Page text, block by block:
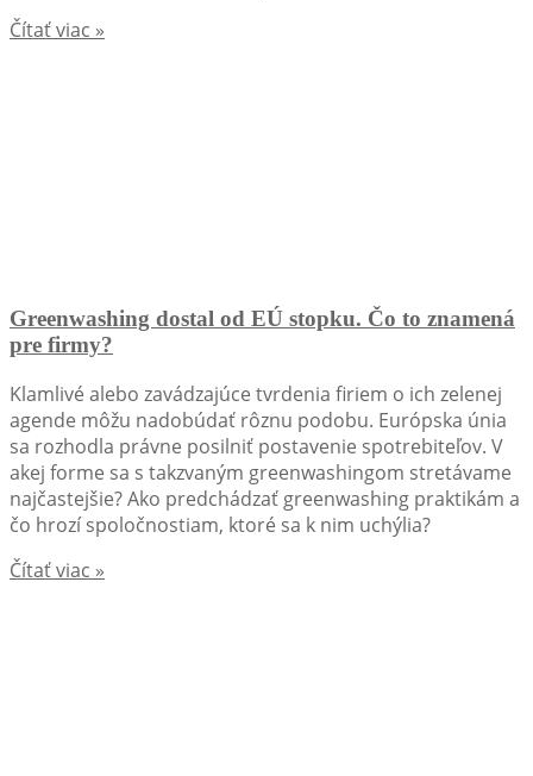
Čítať viac »
Greenwashing dostal od EÚ stopku. Čo to znamená
pre firmy?
Klamlivé alebo zavádzajúce tvrdenia firiem o ich zelenej
agende môžu nadobúdať rôznu podobu. Európska únia
sa rozhodla právne posilniť postavenie spotrebiteľov. V
akej forme sa s takzvaným greenwashingom stretávame
najčastejšie? Ako predchádzať greenwashing praktikám a
čo hrozí spoločnostiam, ktoré sa k nim uchýlia?
Čítať viac »